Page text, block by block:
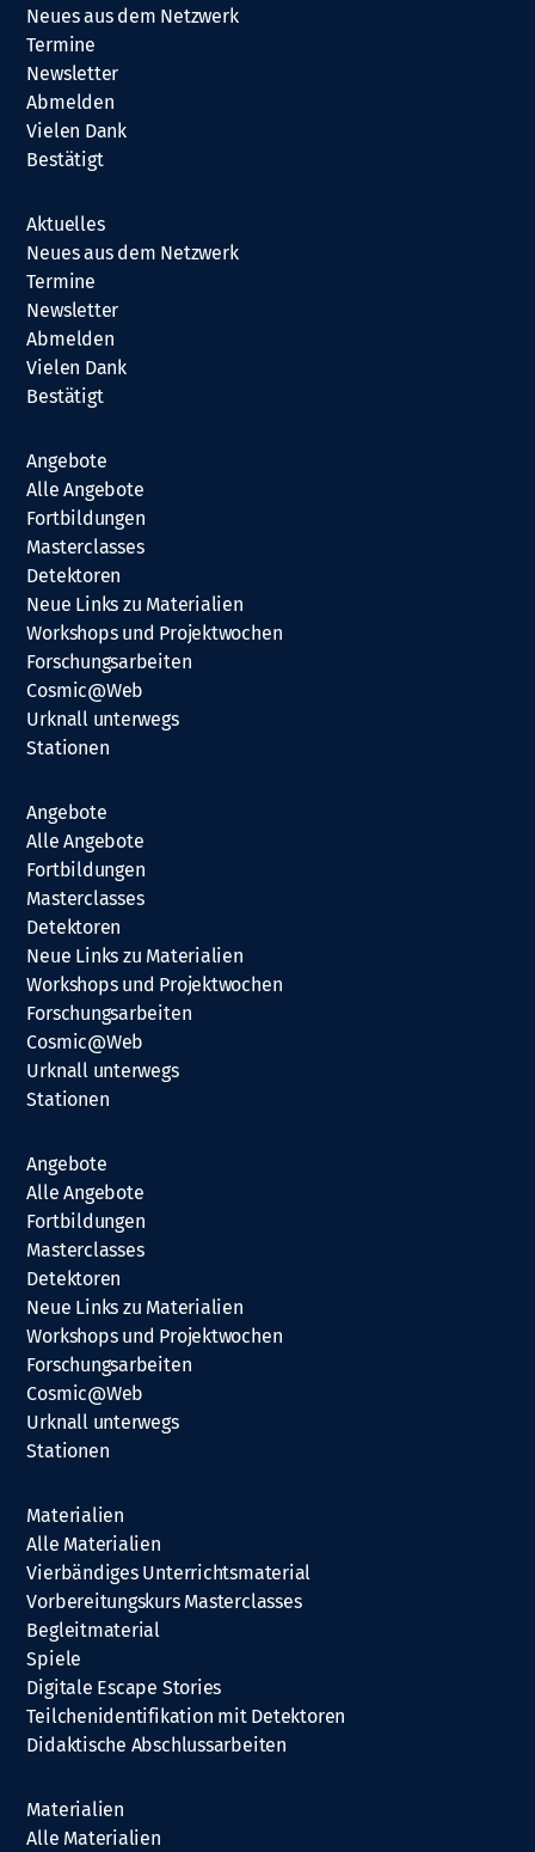
Neues aus dem Netzwerk
Termine
Newsletter
Abmelden
Vielen Dank
Bestätigt
Aktuelles
Neues aus dem Netzwerk
Termine
Newsletter
Abmelden
Vielen Dank
Bestätigt
Angebote
Alle Angebote
Fortbildungen
Masterclasses
Detektoren
Neue Links zu Materialien
Workshops und Projektwochen
Forschungsarbeiten
Cosmic@Web
Urknall unterwegs
Stationen
Angebote
Alle Angebote
Fortbildungen
Masterclasses
Detektoren
Neue Links zu Materialien
Workshops und Projektwochen
Forschungsarbeiten
Cosmic@Web
Urknall unterwegs
Stationen
Angebote
Alle Angebote
Fortbildungen
Masterclasses
Detektoren
Neue Links zu Materialien
Workshops und Projektwochen
Forschungsarbeiten
Cosmic@Web
Urknall unterwegs
Stationen
Materialien
Alle Materialien
Vierbändiges Unterrichtsmaterial
Vorbereitungskurs Masterclasses
Begleitmaterial
Spiele
Digitale Escape Stories
Teilchenidentifikation mit Detektoren
Didaktische Abschlussarbeiten
Materialien
Alle Materialien